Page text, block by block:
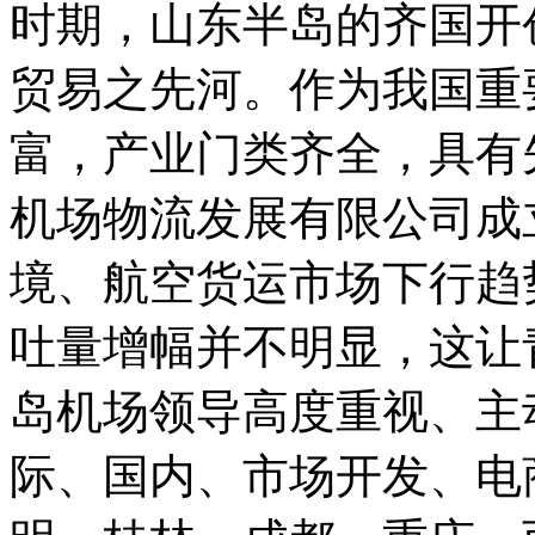
时期，山东半岛的齐国
贸易之先河。作为我国
富，产业门类齐全，具
机场物流发展有限公司
境、航空货运市场下行
吐量增幅并不明显，这
岛机场领导高度重视、
际、国内、市场开发、